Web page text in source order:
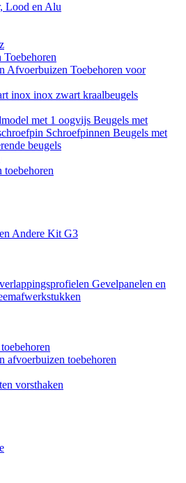
Lood en Alu
Toebehoren
Afvoerbuizen Toebehoren voor
inox inox zwart kraalbeugels
met 1 oogvijs Beugels met
Schroefpinnen Beugels met
beugels
toebehoren
Andere Kit G3
Gevelpanelen en
toebehoren
afvoerbuizen toebehoren
vorsthaken